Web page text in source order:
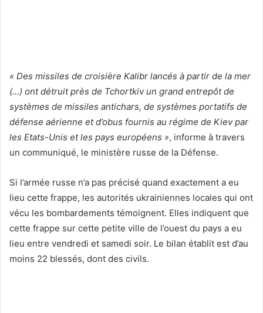
« Des missiles de croisière Kalibr lancés à partir de la mer
(…) ont détruit près de Tchortkiv un grand entrepôt de
systèmes de missiles antichars, de systèmes portatifs de
défense aérienne et d’obus fournis au régime de Kiev par
les Etats-Unis et les pays européens », informe à travers
un communiqué, le ministère russe de la Défense.
Si l’armée russe n’a pas précisé quand exactement a eu
lieu cette frappe, les autorités ukrainiennes locales qui ont
vécu les bombardements témoignent. Elles indiquent que
cette frappe sur cette petite ville de l’ouest du pays a eu
lieu entre vendredi et samedi soir. Le bilan établit est d’au
moins 22 blessés, dont des civils.